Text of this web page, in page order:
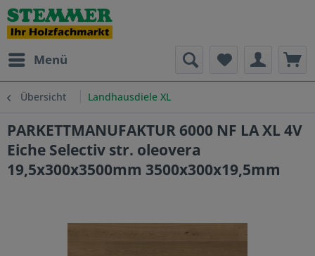
Menü
Übersicht Landhausdiele XL
PARKETTMANUFAKTUR 6000 NF LA XL 4V
Eiche Selectiv str. oleovera
19,5x300x3500mm 3500x300x19,5mm